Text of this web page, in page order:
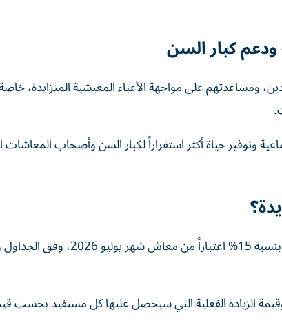
كبار السن
ومساعدتهم على مواجهة الأعباء المعيشية المتزايدة،
وتوفير حياة أكثر استقراراً لكبار السن وأصحاب
من المنتظر أن يبدأ صرف المعاشات متضمنة الزيادة الجديدة
الزيادة الفعلية التي سيحصل عليها كل مستفيد بحسب